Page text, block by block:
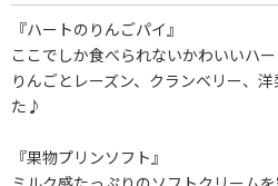
『ハートのりんごパイ』
ここでしか食べられないかわいいハ
りんごとレーズン、クランベリー、
た♪
『果物プリンソフト』